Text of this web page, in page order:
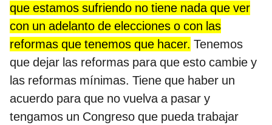
que estamos sufriendo no tiene nada que ver
con un adelanto de elecciones o con las
reformas que tenemos que hacer. Tenemos
que dejar las reformas para que esto cambie y
las reformas mínimas. Tiene que haber un
acuerdo para que no vuelva a pasar y
tengamos un Congreso que pueda trabajar